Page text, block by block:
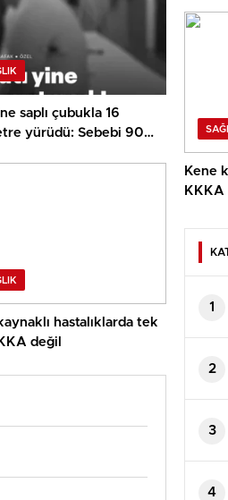
saplı çubukla 16
yürüdü: Sebebi 90
hastalıklarda tek
değil
Kene
KKKA
1
2
3
4